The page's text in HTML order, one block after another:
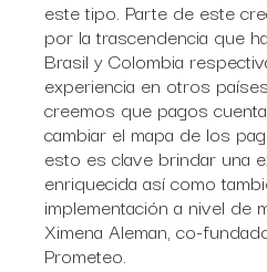
este tipo. Parte de este
por la trascendencia que
Brasil y Colombia
experiencia en otros
creemos que pagos
cambiar el mapa de los
esto es clave brindar una
enriquecida así como
implementación a nivel de
Ximena Aleman, co-
Prometeo.